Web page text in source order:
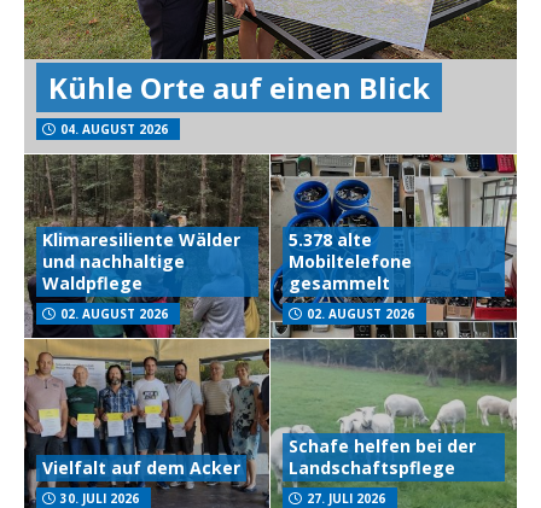
Kühle Orte auf einen Blick
04. AUGUST 2026
Klimaresiliente Wälder
und nachhaltige
Waldpflege
02. AUGUST 2026
5.378 alte
Mobiltelefone
gesammelt
02. AUGUST 2026
Vielfalt auf dem Acker
30. JULI 2026
Schafe helfen bei der
Landschaftspflege
27. JULI 2026